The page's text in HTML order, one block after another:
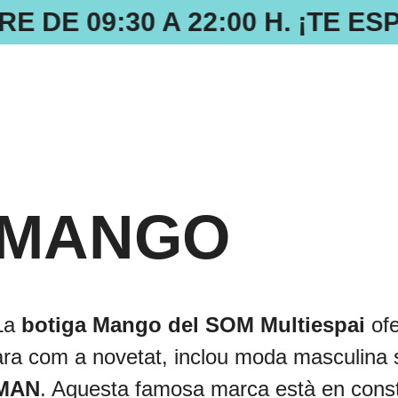
DE 09:30 A 22:00 H. ¡TE
botiga Mango del SOM Multiespai
com a novetat, inclou moda masculina
. Aquesta famosa marca està en